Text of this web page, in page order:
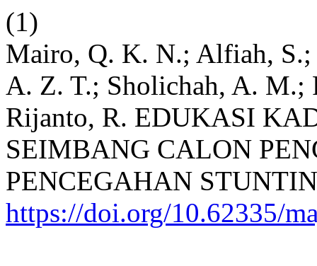
(1)
Mairo, Q. K. N.; Alfiah,
A. Z. T.; Sholichah, A. M.;
Rijanto, R. EDUKASI
SEIMBANG CALON
PENCEGAHAN
https://doi.org/10.62335/